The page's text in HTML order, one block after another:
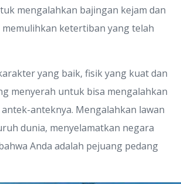
mengalahkan bajingan kejam dan
ketertiban yang telah
yang baik, fisik yang kuat dan
menyerah untuk bisa mengalahkan
anteknya. Mengalahkan lawan
dunia, menyelamatkan negara
Anda adalah pejuang pedang